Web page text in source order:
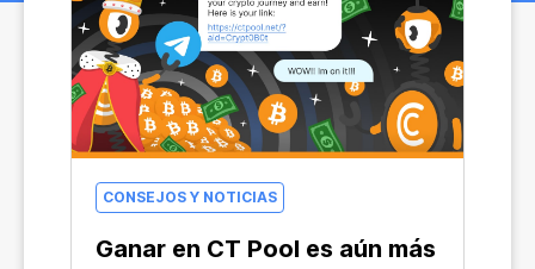
CONSEJOS Y NOTICIAS
Ganar en CT Pool es aún más